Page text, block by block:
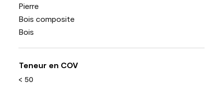
Pierre
Bois composite
Bois
Teneur en COV
< 50